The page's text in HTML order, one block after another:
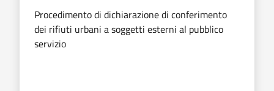
Procedimento di dichiarazione di conferimento
dei rifiuti urbani a soggetti esterni al pubblico
servizio